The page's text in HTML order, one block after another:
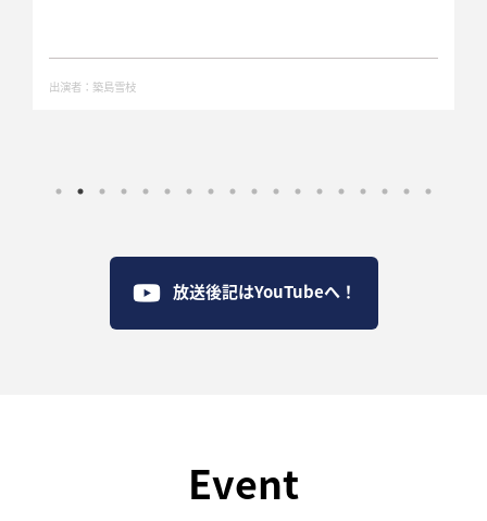
出演者：築島雪枝
放送後記はYouTubeへ！
Event